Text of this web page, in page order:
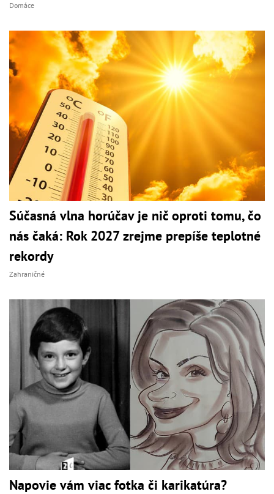
Domáce
Súčasná vlna horúčav je nič oproti tomu, čo
nás čaká: Rok 2027 zrejme prepíše teplotné
rekordy
Zahraničné
Napovie vám viac fotka či karikatúra?